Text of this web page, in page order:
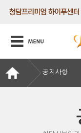
공지사항